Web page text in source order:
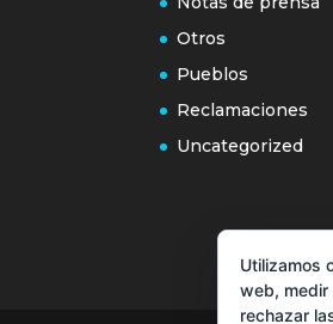
Otros
Pueblos
Reclamaciones
Uncategorized
Utilizamos
web, medir
rechazar